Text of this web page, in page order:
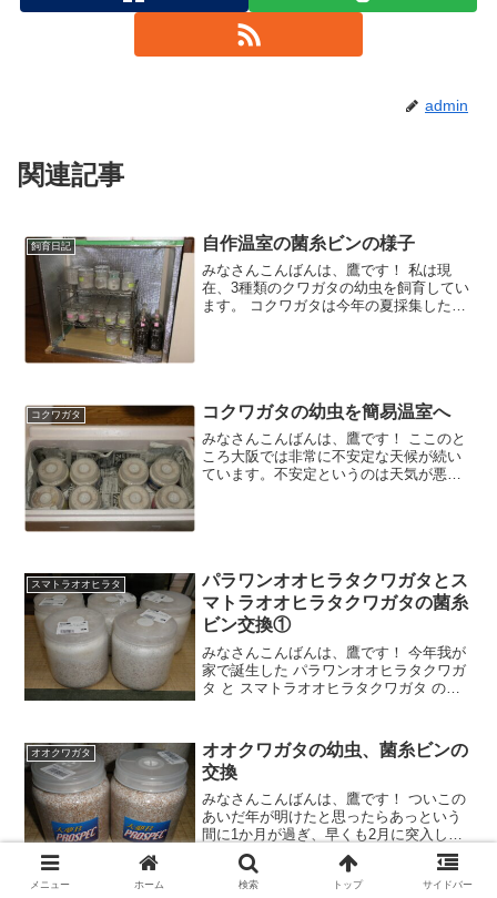
admin
関連記事
飼育日記 自作温室の菌糸ビンの様子
みなさんこんばんは、鷹です！ 私は現
在、3種類のクワガタの幼虫を飼育してい
ます。 コクワガタは今年の夏採集したメ
コクワガタ コクワガタの幼虫を簡易温室へ
みなさんこんばんは、鷹です！ ここのと
ころ大阪では非常に不安定な天候が続い
ています。不安定というのは天気が悪い
スマトラオオヒラタ
パラワンオオヒラタクワガタとス
マトラオオヒラタクワガタの菌糸
ビン交換①
みなさんこんばんは、鷹です！ 今年我が
家で誕生した パラワンオオヒラタクワガ
タ と スマトラオオヒラタクワガタ の幼
に悩まされたものの、生存できた幼虫た
ちは何とか順
オオクワガタ
オオクワガタの幼虫、菌糸ビンの
交換
みなさんこんばんは、鷹です！ ついこの
あいだ年が明けたと思ったらあっという
間に1か月が過ぎ、早くも2月に突入して
しまいました。本当に年齢と共に（＾
＾；）時間が経つのを早く感じてしまう
ものです。 大阪でもここ最近は寒い日が
メニュー ホーム 検索 トップ サイドバー